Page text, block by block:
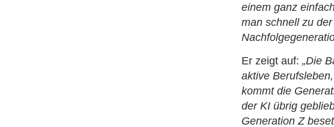
einem ganz
man schnell zu
Er zeigt auf:„Die
aktive
kommt die
der KI übrig
Generation Z